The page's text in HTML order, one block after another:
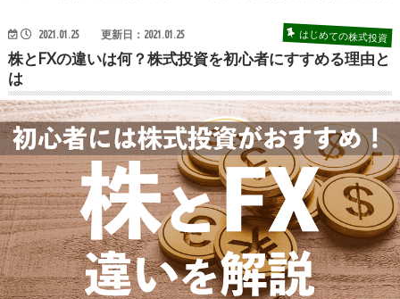
2021.01.25 更新日：2021.01.25 はじめての株式投資
株とFXの違いは何？株式投資を初心者にすすめる理由と
は